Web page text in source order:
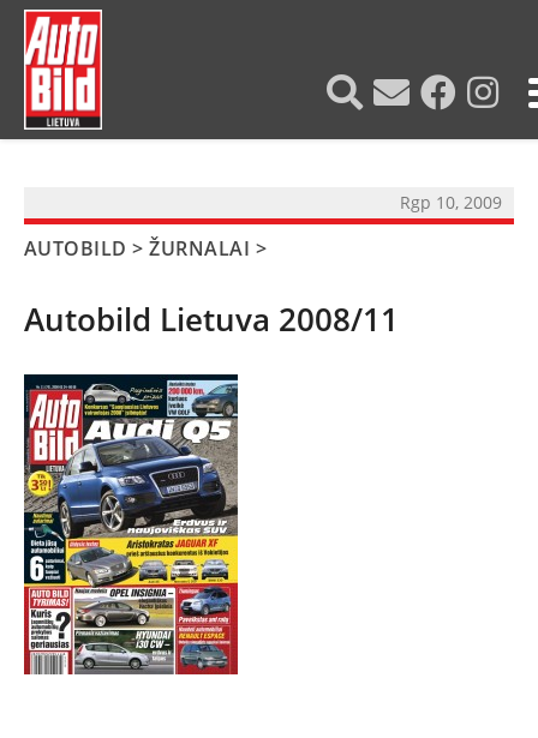
NAUJIENOS
Rgp 10, 2009
AUTOBILD >ŽURNALAI >
Autobild Lietuva 2008/11